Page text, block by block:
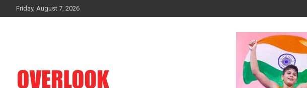
to
Friday, August 7, 2026